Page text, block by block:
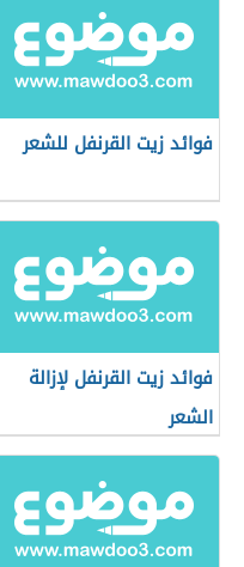
فوائد زيت القرنفل للشعر
فوائد زيت القرنفل لإزالة
الشعر